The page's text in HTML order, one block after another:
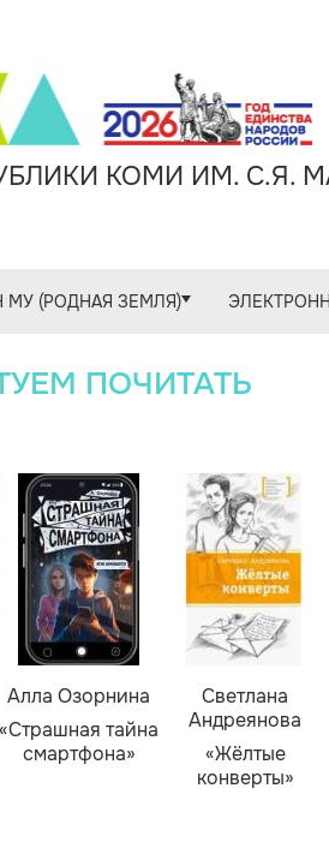
КОМИ ИМ. С.Я.
МУ (РОДНАЯ ЗЕМЛЯ)
ПОЧИТАТЬ
Алла Озорнина
«Страшная тайна
смартфона»
Светлана
Андреянова
«Жёлтые
конверты»